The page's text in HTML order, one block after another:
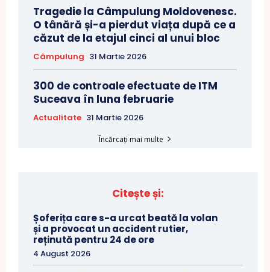
Tragedie la Câmpulung Moldovenesc.
O tânără și-a pierdut viața după ce a
căzut de la etajul cinci al unui bloc
Câmpulung 31 Martie 2026
300 de controale efectuate de ITM
Suceava în luna februarie
Actualitate 31 Martie 2026
Încărcați mai multe
Citește și:
Șoferița care s-a urcat beată la volan
și a provocat un accident rutier,
reținută pentru 24 de ore
4 August 2026